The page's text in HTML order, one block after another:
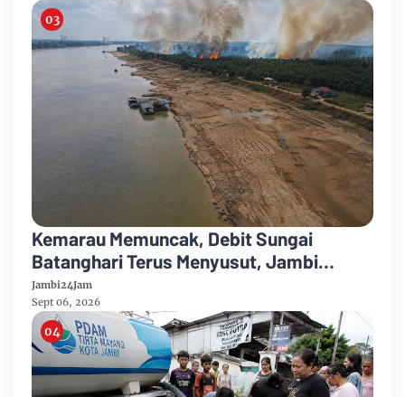
Kemarau Memuncak, Debit Sungai
Batanghari Terus Menyusut, Jambi
Hadapi Ancaman Krisis Air Bersih dan
Karhutla
Jambi24Jam
Sept 06, 2026